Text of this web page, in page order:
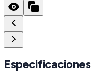
Especificaciones